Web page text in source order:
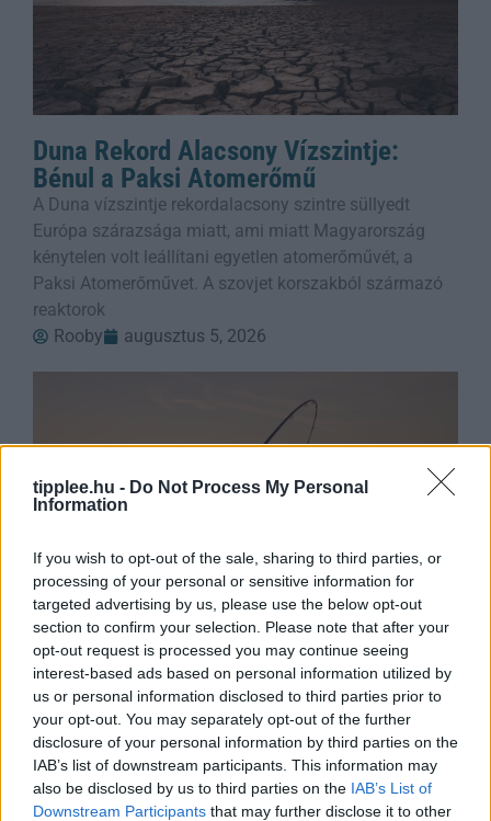
tipplee.hu - Do Not Process My Personal
Information
If you wish to opt-out of the sale, sharing to third parties, or
processing of your personal or sensitive information for
targeted advertising by us, please use the below opt-out
section to confirm your selection. Please note that after your
opt-out request is processed you may continue seeing
interest-based ads based on personal information utilized by
us or personal information disclosed to third parties prior to
your opt-out. You may separately opt-out of the further
disclosure of your personal information by third parties on the
IAB’s list of downstream participants. This information may
also be disclosed by us to third parties on the IAB’s List of
Downstream Participants that may further disclose it to other
Duna Rekord Alacsony Vízszintje:
Bénul a Paksi Atomerőmű
A Duna vízszintje rekordalacsony szintre süllyedt
Európa szárazsága miatt, ami miatt Magyarország
kénytelen volt leállítani egyetlen atomerőművét, a
Paksi Atomerőművet. A szovjet korszakból származó
reaktorok
Rooby
augusztus 5, 2026
Aszály és hőség: bezárják a
pisztrángvizeket
LIVINGSTON, Mont. (AP) – A hőség miatt rekordmagas
vízhőmérséklet veszélyezteti a pisztrángállományt,
ezért az Egyesült Államok nyugati államaiban délutáni
horgászati tilalmakat vezettek be. A klímaváltozás
Rooby
augusztus 5, 2026